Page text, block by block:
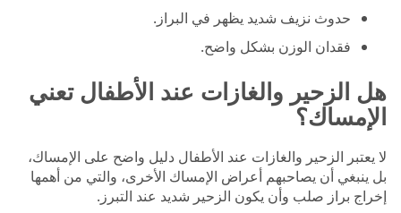
حدوث نزيف شديد يظهر في البراز.
فقدان الوزن بشكل واضح.
هل الزحير والغازات عند الأطفال تعني
الإمساك؟
لا يعتبر الزحير والغازات عند الأطفال دليل واضح على الإمساك،
بل ينبغي أن يصاحبهم أعراض الإمساك الأخرى، والتي من أهمها
إخراج براز صلب وأن يكون الزحير شديد عند التبرز.